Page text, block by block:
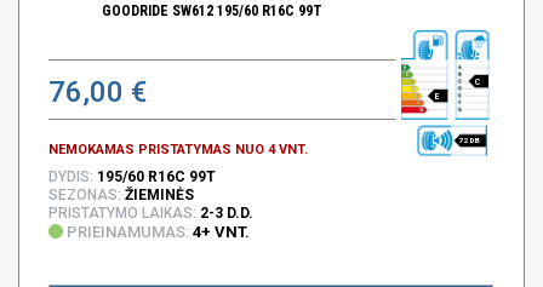
GOODRIDE SW612 195/60 R16C 99T
76,00 €
NEMOKAMAS PRISTATYMAS NUO 4 VNT.
E
C
72 DB
DYDIS: 195/60 R16C 99T
SEZONAS: ŽIEMINĖS
PRISTATYMO LAIKAS: 2-3 D.D.
PRIEINAMUMAS: 4+ VNT.